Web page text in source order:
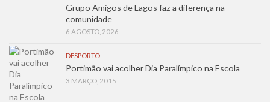
Grupo Amigos de Lagos faz a diferença na
comunidade
6 AGOSTO, 2026
DESPORTO
Portimão vai acolher Dia Paralímpico na Escola
3 MARÇO, 2015